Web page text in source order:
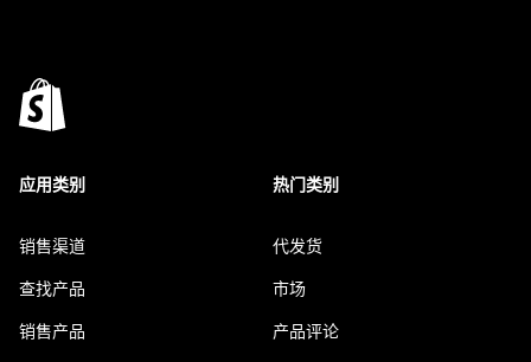
应用类别
销售渠道
查找产品
销售产品
热门类别
代发货
市场
产品评论